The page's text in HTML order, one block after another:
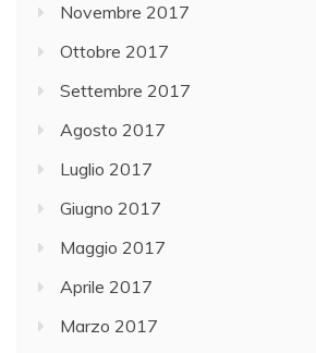
Novembre 2017
Ottobre 2017
Settembre 2017
Agosto 2017
Luglio 2017
Giugno 2017
Maggio 2017
Aprile 2017
Marzo 2017